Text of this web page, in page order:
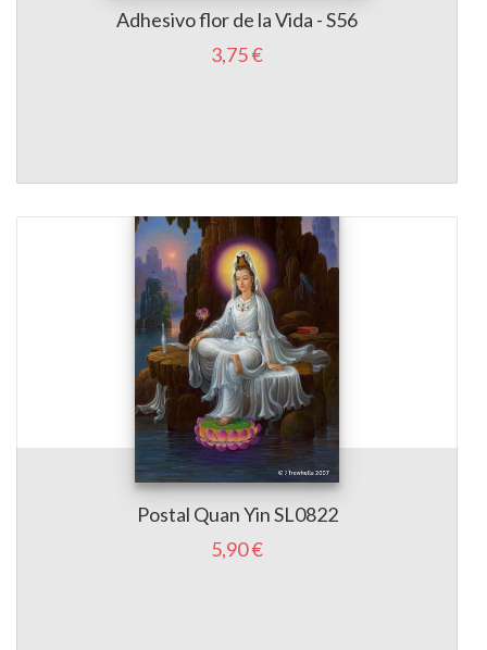
Postal Quan Yin SL0822
5,90 €